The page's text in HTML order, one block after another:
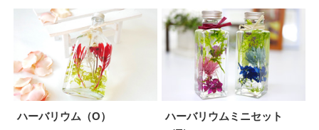
ハーバリウム（O）
ハーバリウムミニセット